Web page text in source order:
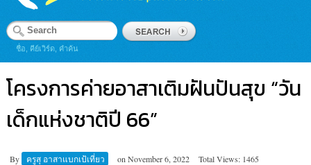
ชื่อ, คีย์เวิร์ด, คำค้น
โครงการ​ค่ายอาสาเติมฝันปันสุข “วัน
เด็ก​แห่งชาติ​ปี 66”
By ครูสุ อาสาแบกเป้เที่ยว on November 6, 2022
Total Views: 1465